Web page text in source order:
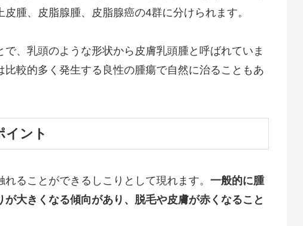
腫、皮脂腺腫、皮脂腺癌の4群に分けられます。
、乳頭のような形状から皮膚乳頭腫と呼ばれていま
較的多く発生する良性の腫瘍で自然に治ることもあ
イント
ることができるしこりとして現れます。 一般的に腫
大きくなる傾向があり、脱毛や皮膚が赤くなること